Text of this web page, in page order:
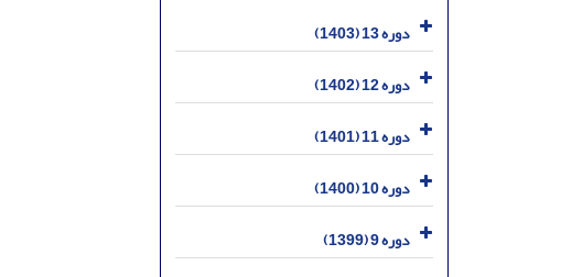
دوره 13 (1403)
دوره 12 (1402)
دوره 11 (1401)
دوره 10 (1400)
دوره 9 (1399)